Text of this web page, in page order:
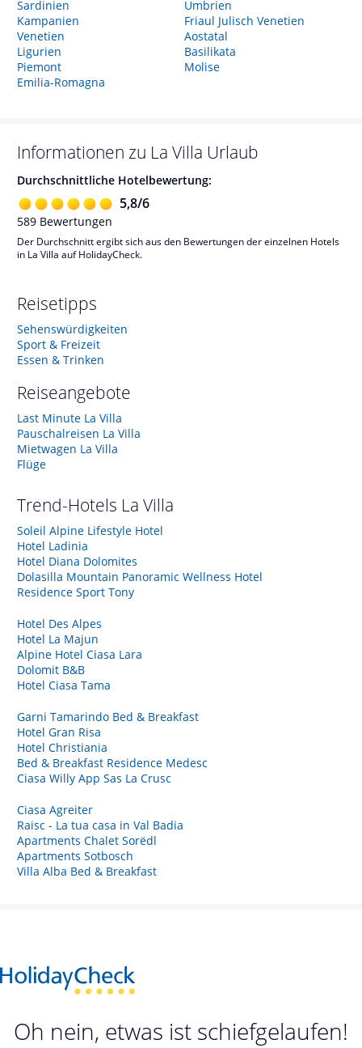
Sardinien
Kampanien
Venetien
Ligurien
Piemont
Emilia-Romagna
Umbrien
Friaul Julisch Venetien
Aostatal
Basilikata
Molise
Informationen zu La Villa Urlaub
Durchschnittliche Hotelbewertung:
5,8/6
589 Bewertungen
Der Durchschnitt ergibt sich aus den Bewertungen der einzelnen Hotels
in La Villa auf HolidayCheck.
Reisetipps
Sehenswürdigkeiten
Sport & Freizeit
Essen & Trinken
Reiseangebote
Last Minute La Villa
Pauschalreisen La Villa
Mietwagen La Villa
Flüge
Trend-Hotels La Villa
Soleil Alpine Lifestyle Hotel
Hotel Ladinia
Hotel Diana Dolomites
Dolasilla Mountain Panoramic Wellness Hotel
Residence Sport Tony
Hotel Des Alpes
Hotel La Majun
Alpine Hotel Ciasa Lara
Dolomit B&B
Hotel Ciasa Tama
Garni Tamarindo Bed & Breakfast
Hotel Gran Risa
Hotel Christiania
Bed & Breakfast Residence Medesc
Ciasa Willy App Sas La Crusc
Ciasa Agreiter
Raisc - La tua casa in Val Badia
Apartments Chalet Sorëdl
Apartments Sotbosch
Villa Alba Bed & Breakfast
Oh nein, etwas ist schiefgelaufen!